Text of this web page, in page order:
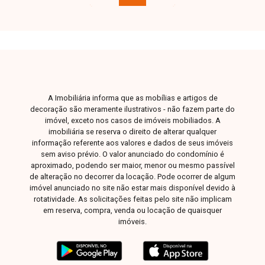
com piscina, churrasqueira gourmet, academia,
A Imobiliária informa que as mobílias e artigos de
decoração são meramente ilustrativos - não fazem parte do
imóvel, exceto nos casos de imóveis mobiliados. A
imobiliária se reserva o direito de alterar qualquer
informação referente aos valores e dados de seus imóveis
sem aviso prévio. O valor anunciado do condomínio é
aproximado, podendo ser maior, menor ou mesmo passível
de alteração no decorrer da locação. Pode ocorrer de algum
imóvel anunciado no site não estar mais disponível devido à
rotatividade. As solicitações feitas pelo site não implicam
em reserva, compra, venda ou locação de quaisquer
imóveis.